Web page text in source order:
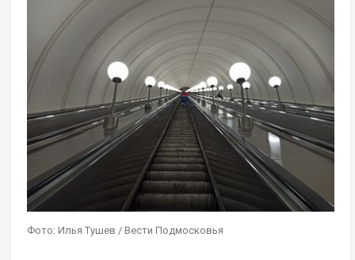
Фото: Илья Тушев / Вести Подмосковья